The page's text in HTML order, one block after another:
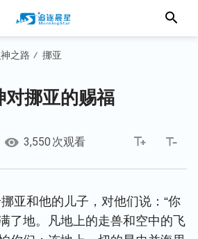
之路 / 挪亚
对挪亚的赐福
3,550 次观看
亚和他的儿子，对他们说：“你
了地。凡地上的走兽和空中的飞